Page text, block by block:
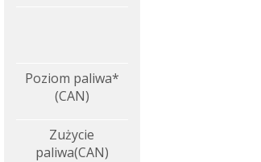
Poziom paliwa*
(CAN)
Zużycie
paliwa(CAN)